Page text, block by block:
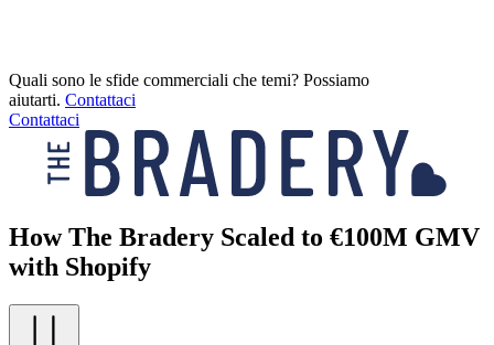
Quali sono le sfide commerciali che temi? Possiamo
aiutarti. Contattaci
Contattaci
How The Bradery Scaled to €100M GMV
with Shopify